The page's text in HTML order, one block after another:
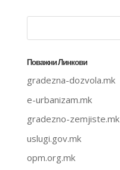
Поважни Линкови
gradezna-dozvola.mk
e-urbanizam.mk
gradezno-zemjiste.mk
uslugi.gov.mk
opm.org.mk